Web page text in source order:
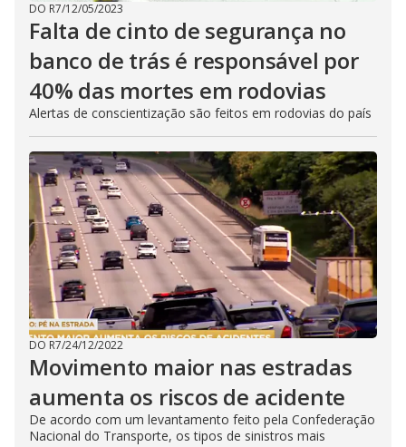
DO R7/12/05/2023
Falta de cinto de segurança no
banco de trás é responsável por
40% das mortes em rodovias
Alertas de conscientização são feitos em rodovias do país
DO R7/24/12/2022
Movimento maior nas estradas
aumenta os riscos de acidente
De acordo com um levantamento feito pela Confederação
Nacional do Transporte, os tipos de sinistros mais